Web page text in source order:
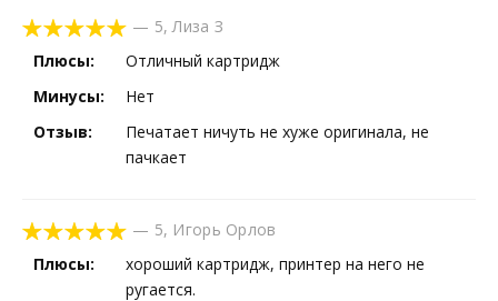
— 5, Лиза З
Плюсы:
Отличный картридж
Минусы:
Нет
Отзыв:
Печатает ничуть не хуже оригинала, не
пачкает
— 5, Игорь Орлов
Плюсы:
хороший картридж, принтер на него не
ругается.